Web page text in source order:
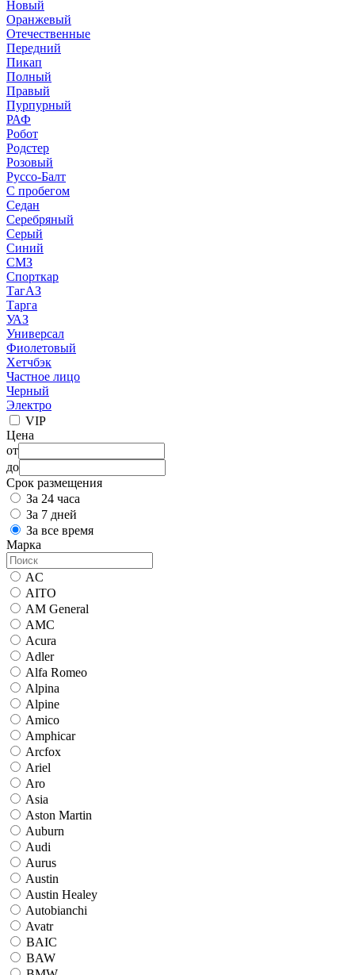
Новый
Оранжевый
Отечественные
Передний
Пикап
Полный
Правый
Пурпурный
РАФ
Робот
Родстер
Розовый
Руссо-Балт
С пробегом
Седан
Серебряный
Серый
Синий
СМЗ
Спорткар
ТагАЗ
Тарга
УАЗ
Универсал
Фиолетовый
Хетчбэк
Частное лицо
Черный
Электро
VIP
Цена
от
до
Срок размещения
За 24 часа
За 7 дней
За все время
Марка
AC
AITO
AM General
AMC
Acura
Adler
Alfa Romeo
Alpina
Alpine
Amico
Amphicar
Arcfox
Ariel
Aro
Asia
Aston Martin
Auburn
Audi
Aurus
Austin
Austin Healey
Autobianchi
Avatr
BAIC
BAW